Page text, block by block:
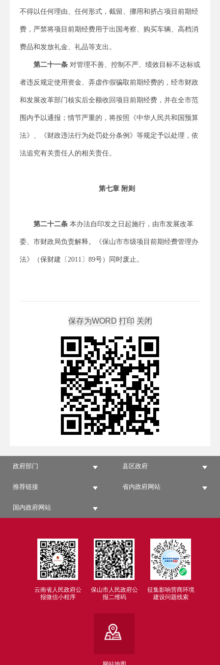
不得以任何理由、任何形式，截留、挪用和挤占项目前期经
费，严禁将项目前期经费用于出国考察、购买车辆、高档消
费品和发放礼金、礼品等支出。
第二十一条 对管理不善、控制不严、绩效目标不达标或
者违反规定使用资金、弄虚作假骗取前期经费的，经市财政
和发展改革部门核实后全额收回项目前期经费，并在全市范
围内予以通报；情节严重的，将按照《中华人民共和国预算
法》、《财政违法行为处罚处分条例》等规定予以处理，依
法追究有关责任人的相关责任。
第七章 附则
第二十二条 本办法自印发之日起施行，由市发展改革
委、市财政局负责解释。《保山市市级项目前期经费管理办
法》（保财建〔2011〕89号）同时废止。
政府部门 县区政府
推荐链接 省内政府网站
国内政府网站
云南省人民政府公
报微信小程序
保山市人民政府公
报二维码
征集影响营商环境
建设问题线索